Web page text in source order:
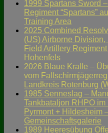
1999 Spartans Sword
Regiment “Spartans”
Training Area
2025 Combined
(US) Airborne Division,
Field Artillery
Hohenfels
2026 Blaue Kralle –
vom
Landkreis Rotenburg
1985 Senneslag –
Tankbataljon RHPO
Pyrmont + Hildesheim
Gemeinschaftsgalerie
1989 Heeresübung